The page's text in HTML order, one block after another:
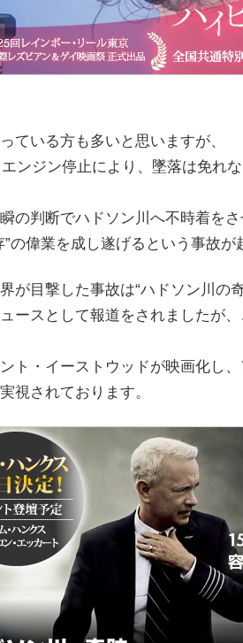
ている方も多いと思いますが、
ンジン停止により、墜落は免れ
の判断でハドソン川へ不時着を
”の偉業を成し遂げるという事故が
が目撃した事故は“ハドソン川の
ースとして報道をされましたが
ト・イーストウッドが映画化し
視されております。